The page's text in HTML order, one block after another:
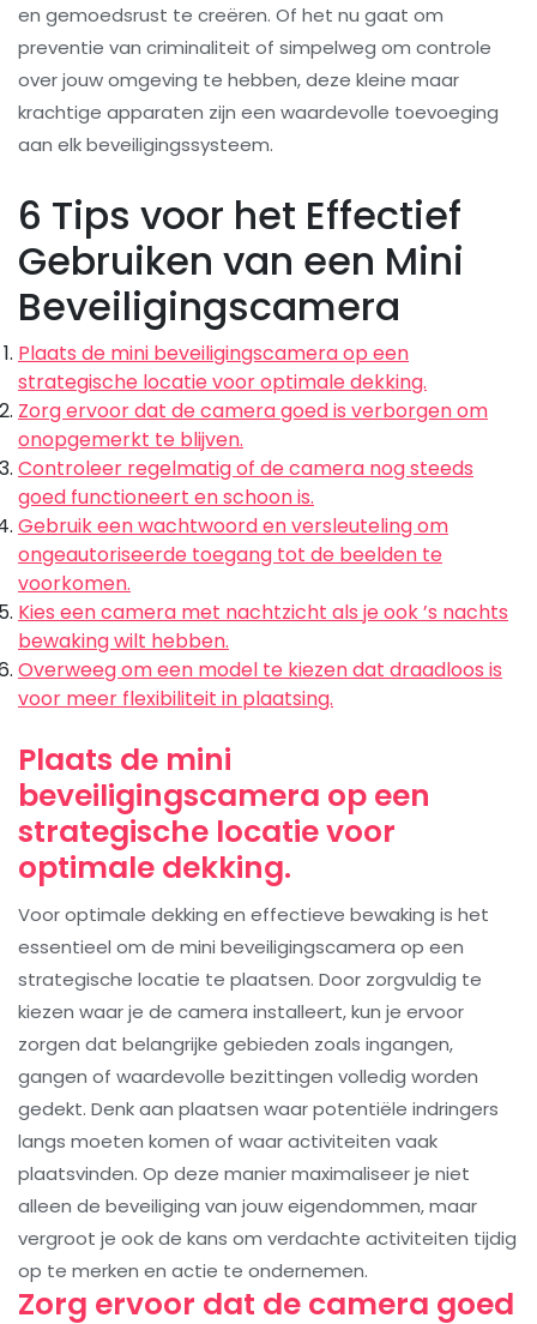
en gemoedsrust te creëren. Of het nu gaat om
preventie van criminaliteit of simpelweg om controle
over jouw omgeving te hebben, deze kleine maar
krachtige apparaten zijn een waardevolle toevoeging
aan elk beveiligingssysteem.
6 Tips voor het Effectief
Gebruiken van een Mini
Beveiligingscamera
Plaats de mini beveiligingscamera op een
strategische locatie voor optimale dekking.
Zorg ervoor dat de camera goed is verborgen om
onopgemerkt te blijven.
Controleer regelmatig of de camera nog steeds
goed functioneert en schoon is.
Gebruik een wachtwoord en versleuteling om
ongeautoriseerde toegang tot de beelden te
voorkomen.
Kies een camera met nachtzicht als je ook ’s nachts
bewaking wilt hebben.
Overweeg om een model te kiezen dat draadloos is
voor meer flexibiliteit in plaatsing.
Plaats de mini
beveiligingscamera op een
strategische locatie voor
optimale dekking.
Voor optimale dekking en effectieve bewaking is het
essentieel om de mini beveiligingscamera op een
strategische locatie te plaatsen. Door zorgvuldig te
kiezen waar je de camera installeert, kun je ervoor
zorgen dat belangrijke gebieden zoals ingangen,
gangen of waardevolle bezittingen volledig worden
gedekt. Denk aan plaatsen waar potentiële indringers
langs moeten komen of waar activiteiten vaak
plaatsvinden. Op deze manier maximaliseer je niet
alleen de beveiliging van jouw eigendommen, maar
vergroot je ook de kans om verdachte activiteiten tijdig
op te merken en actie te ondernemen.
Zorg ervoor dat de camera goed